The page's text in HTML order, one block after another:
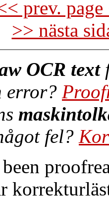
prev.
>> nästa
OCR text
error?
fel?